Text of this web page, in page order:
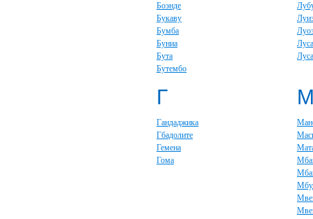
Боэнде
Букаву
Бумба
Буниа
Бута
Бутембо
Г
Гандаджика
Гбадолите
Гемена
Гома